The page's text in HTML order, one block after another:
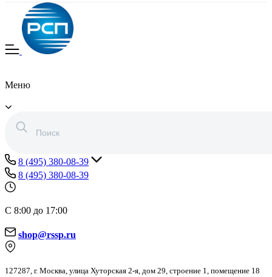
Меню
8 (495) 380-08-39
8 (495) 380-08-39
С 8:00 до 17:00
shop@rssp.ru
127287, г. Москва, улица Хуторская 2-я, дом 29, строение 1, помещение 18